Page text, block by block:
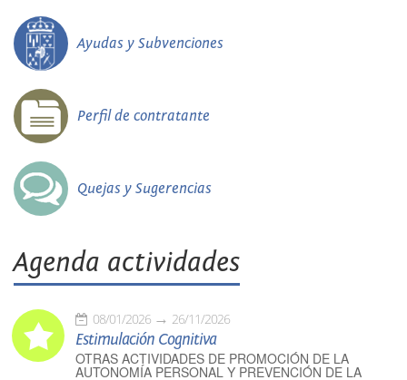
Ayudas y Subvenciones
Perfil de contratante
Quejas y Sugerencias
Agenda actividades
08/01/2026 26/11/2026
Estimulación Cognitiva
OTRAS ACTIVIDADES DE PROMOCIÓN DE LA
AUTONOMÍA PERSONAL Y PREVENCIÓN DE LA